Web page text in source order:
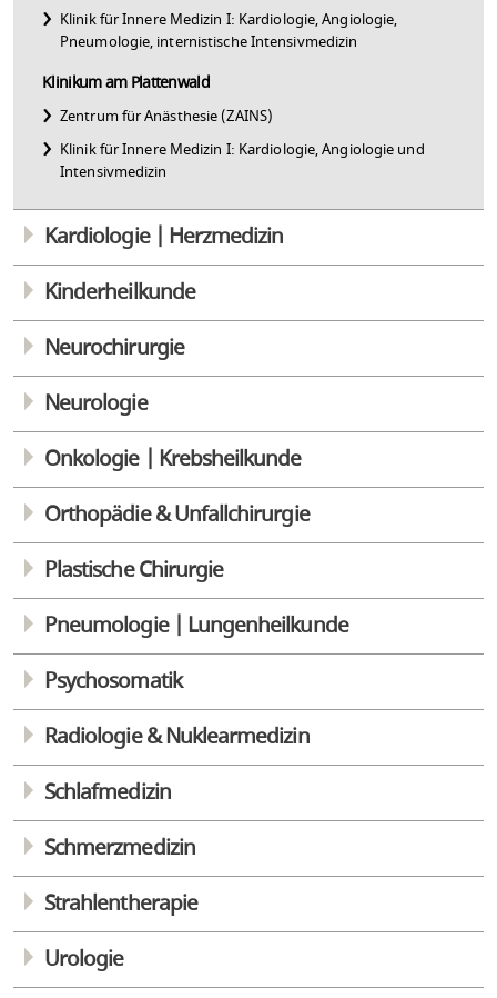
Klinik für Innere Medizin I: Kardiologie, Angiologie,
Pneumologie, internistische Intensivmedizin
Klinikum am Plattenwald
Zentrum für Anästhesie (ZAINS)
Klinik für Innere Medizin I: Kardiologie, Angiologie und
Intensivmedizin
Kardiologie | Herzmedizin
Kinderheilkunde
Neurochirurgie
Neurologie
Onkologie | Krebsheilkunde
Orthopädie & Unfallchirurgie
Plastische Chirurgie
Pneumologie | Lungenheilkunde
Psychosomatik
Radiologie & Nuklearmedizin
Schlafmedizin
Schmerzmedizin
Strahlentherapie
Urologie